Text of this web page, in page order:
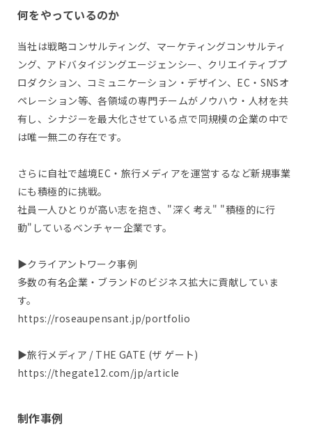
何をやっているのか
当社は戦略コンサルティング、マーケティングコンサルティ
ング、アドバタイジングエージェンシー、クリエイティブプ
ロダクション、コミュニケーション・デザイン、EC・SNSオ
ペレーション等、各領域の専門チームがノウハウ・人材を共
有し、シナジーを最大化させている点で同規模の企業の中で
は唯一無二の存在です。
さらに自社で越境EC・旅行メディアを運営するなど新規事業
にも積極的に挑戦。
社員一人ひとりが高い志を抱き、"深く考え" "積極的に行
動"しているベンチャー企業です。
▶︎クライアントワーク事例
多数の有名企業・ブランドのビジネス拡大に貢献していま
す。
https://roseaupensant.jp/portfolio
▶︎旅行メディア / THE GATE (ザ ゲート)
https://thegate12.com/jp/article
制作事例